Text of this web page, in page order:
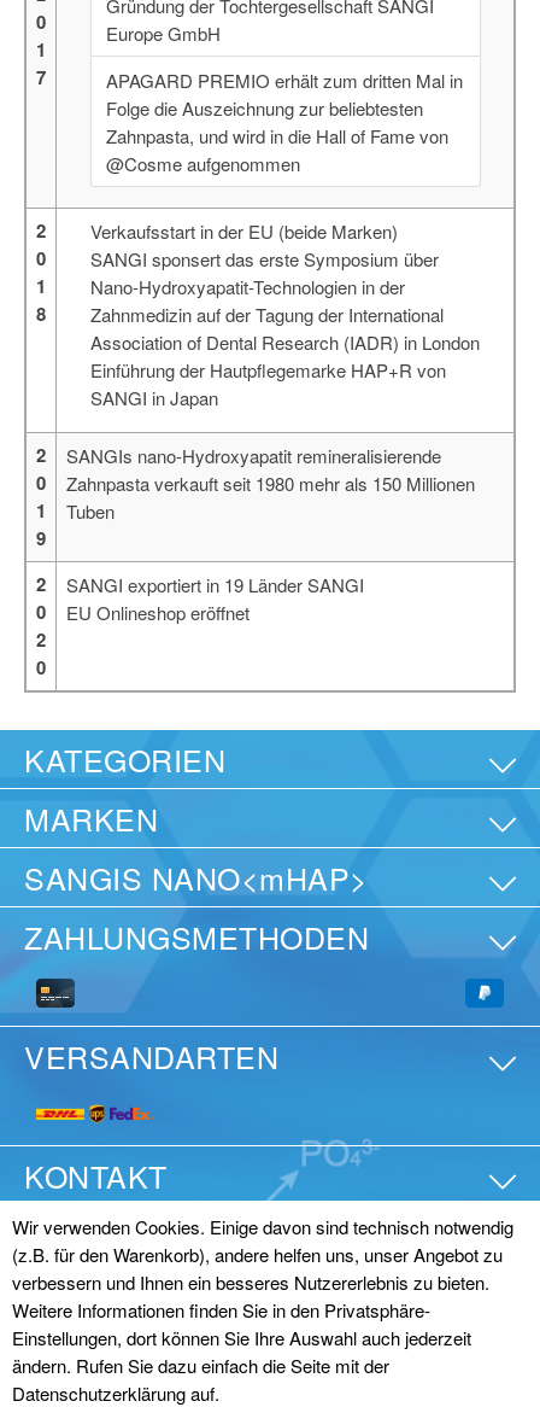
0
1
7
Europe GmbH
APAGARD PREMIO erhält zum dritten Mal in
Folge die Auszeichnung zur beliebtesten
Zahnpasta, und wird in die Hall of Fame von
@Cosme aufgenommen
2
0
1
8
Verkaufsstart in der EU (beide Marken)
SANGI sponsert das erste Symposium über
Nano-Hydroxyapatit-Technologien in der
Zahnmedizin auf der Tagung der International
Association of Dental Research (IADR) in London
Einführung der Hautpflegemarke HAP+R von
SANGI in Japan
2
0
1
9
SANGIs nano-Hydroxyapatit remineralisierende
Zahnpasta verkauft seit 1980 mehr als 150 Millionen
Tuben
2
0
2
0
SANGI exportiert in 19 Länder SANGI
EU Onlineshop eröffnet
KATEGORIEN
MARKEN
SANGIS NANO<mHAP>
ZAHLUNGSMETHODEN
VERSANDARTEN
KONTAKT
© SANGI Europe GmbH
Impressum|Datenschutz|AGB (Online)|AGB
(Großhandel)| Vertrag widerrufen
Wir verwenden Cookies. Einige davon sind technisch notwendig
(z.B. für den Warenkorb), andere helfen uns, unser Angebot zu
verbessern und Ihnen ein besseres Nutzererlebnis zu bieten.
Weitere Informationen finden Sie in den Privatsphäre-
Einstellungen, dort können Sie Ihre Auswahl auch jederzeit
ändern. Rufen Sie dazu einfach die Seite mit der
Datenschutzerklärung auf.